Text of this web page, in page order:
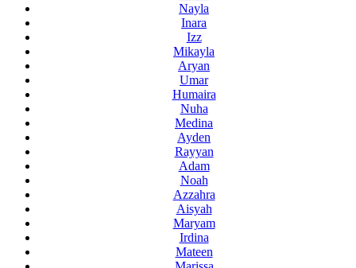
Nayla
Inara
Izz
Mikayla
Aryan
Umar
Humaira
Nuha
Medina
Ayden
Rayyan
Adam
Noah
Azzahra
Aisyah
Maryam
Irdina
Mateen